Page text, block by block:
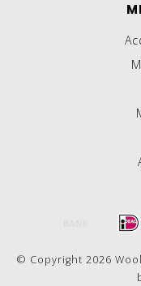
© Copyright 2026